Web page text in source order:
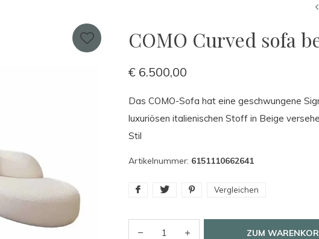
COMO Curved sofa
€ 6.500,00
Das COMO-Sofa hat eine geschwungene
luxuriösen italienischen Stoff in Beige
Stil
Artikelnummer: 6151110662641
Vergleichen
ZUM